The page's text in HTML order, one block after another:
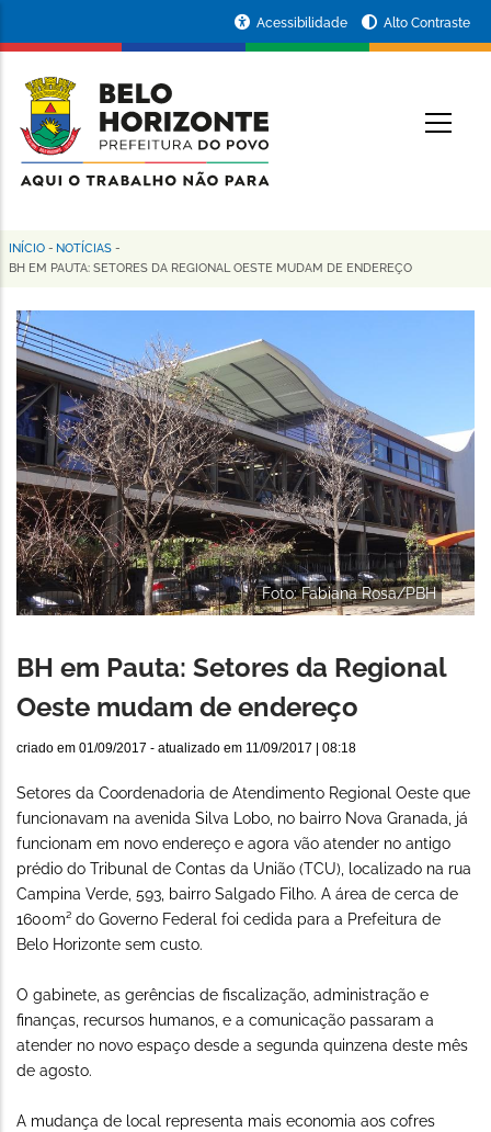
conteúdo
principal
da
Prefeitura
de
Horizonte
Acessibilidade Alto Contraste
Trilha
navegação
INÍCIO - NOTÍCIAS -
BH EM PAUTA: SETORES DA REGIONAL OESTE MUDAM DE ENDEREÇO
Foto: Fabiana Rosa/PBH
BH em Pauta: Setores da Regional
Oeste mudam de endereço
criado em 01/09/2017 - atualizado em 11/09/2017 | 08:18
Setores da Coordenadoria de Atendimento Regional Oeste que
funcionavam na avenida Silva Lobo, no bairro Nova Granada, já
funcionam em novo endereço e agora vão atender no antigo
prédio do Tribunal de Contas da União (TCU), localizado na rua
Campina Verde, 593, bairro Salgado Filho. A área de cerca de
1600m² do Governo Federal foi cedida para a Prefeitura de
Belo Horizonte sem custo.
O gabinete, as gerências de fiscalização, administração e
finanças, recursos humanos, e a comunicação passaram a
atender no novo espaço desde a segunda quinzena deste mês
de agosto.
A mudança de local representa mais economia aos cofres